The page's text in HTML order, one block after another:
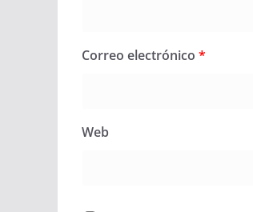
Correo electrónico *
Web